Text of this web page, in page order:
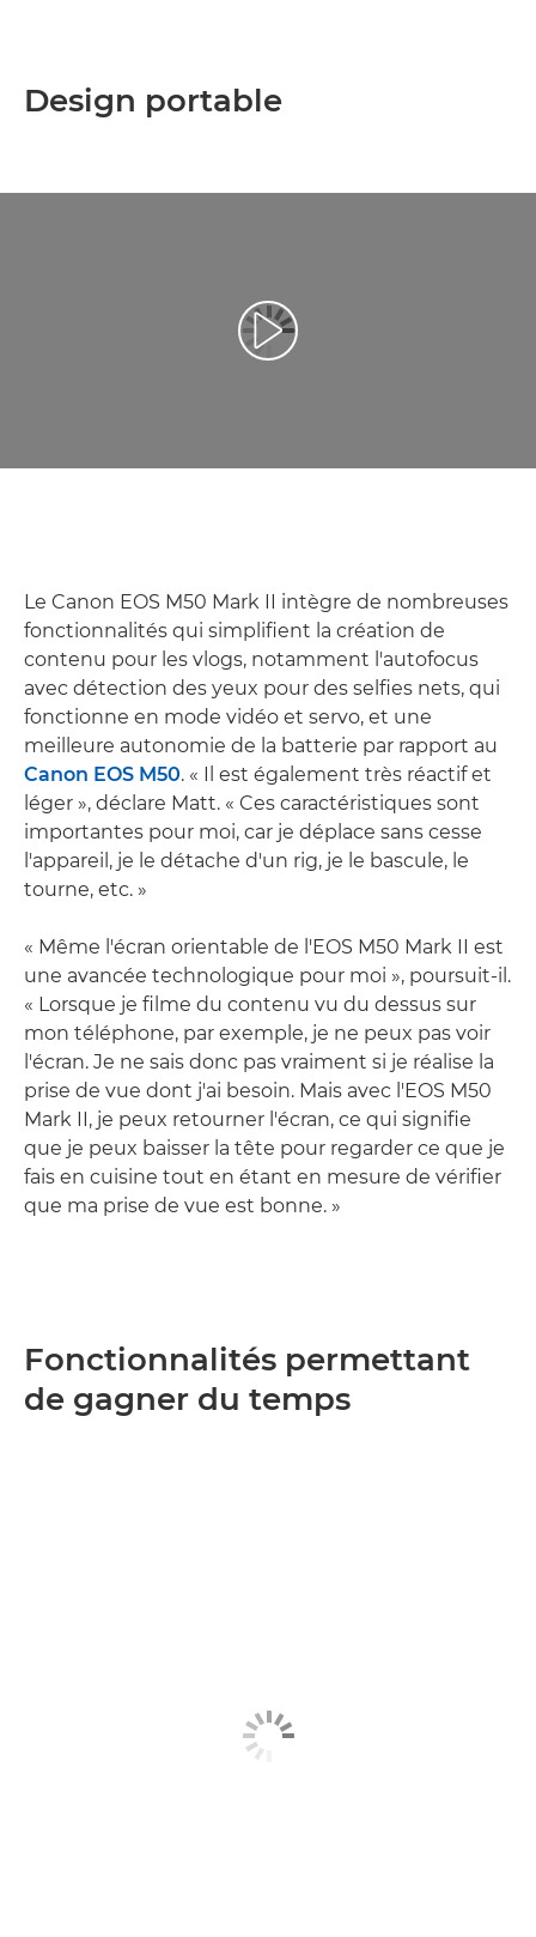
Design portable
Lancer la vidéo
Le Canon EOS M50 Mark II intègre de nombreuses
fonctionnalités qui simplifient la création de
contenu pour les vlogs, notamment l'autofocus
avec détection des yeux pour des selfies nets, qui
fonctionne en mode vidéo et servo, et une
meilleure autonomie de la batterie par rapport au
Canon EOS M50. « Il est également très réactif et
léger », déclare Matt. « Ces caractéristiques sont
importantes pour moi, car je déplace sans cesse
l'appareil, je le détache d'un rig, je le bascule, le
tourne, etc. »
« Même l'écran orientable de l'EOS M50 Mark II est
une avancée technologique pour moi », poursuit-il.
« Lorsque je filme du contenu vu du dessus sur
mon téléphone, par exemple, je ne peux pas voir
l'écran. Je ne sais donc pas vraiment si je réalise la
prise de vue dont j'ai besoin. Mais avec l'EOS M50
Mark II, je peux retourner l'écran, ce qui signifie
que je peux baisser la tête pour regarder ce que je
fais en cuisine tout en étant en mesure de vérifier
que ma prise de vue est bonne. »
Fonctionnalités permettant
de gagner du temps